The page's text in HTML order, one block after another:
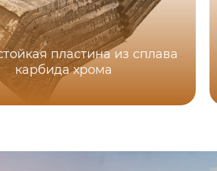
пластина из сплава
карбида хрома